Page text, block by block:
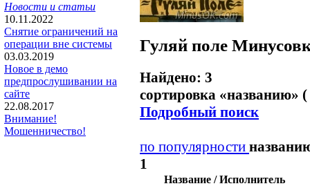
Новости и статьи
10.11.2022
Снятие ограничений на
операции вне системы
03.03.2019
Новое в демо
предпрослушивании на
сайте
22.08.2017
Внимание!
Мошенничество!
Гуляй поле
Найдено: 3
сортировка «названию»
Подробный поиск
по популярности
1
Название / Исполнитель